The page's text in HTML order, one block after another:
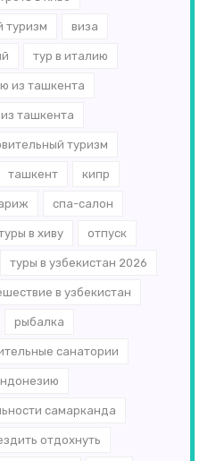
туризм виза
тур в италию
из ташкента
ташкента
туризм
ташкент кипр
спа-салон
в хиву отпуск
туры в узбекистан 2026
в узбекистан
рыбалка
санатории
самарканда
отдохнуть